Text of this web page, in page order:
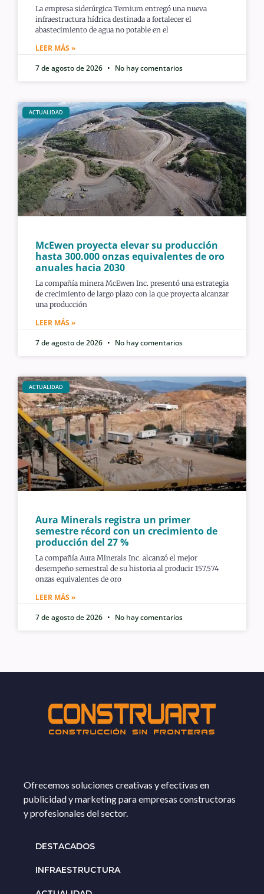
La empresa siderúrgica Ternium entregó una nueva
infraestructura hídrica destinada a fortalecer el
abastecimiento de agua no potable en el
LEER MÁS »
7 de agosto de 2026
No hay comentarios
ACTUALIDAD
McEwen proyecta elevar su producción
hasta 300.000 onzas equivalentes de oro
anuales hacia 2030
La compañía minera McEwen Inc. presentó una estrategia
de crecimiento de largo plazo con la que proyecta alcanzar
una producción
LEER MÁS »
7 de agosto de 2026
No hay comentarios
ACTUALIDAD
Aura Minerals registra un primer
semestre récord con un crecimiento de
producción del 27 %
La compañía Aura Minerals Inc. alcanzó el mejor
desempeño semestral de su historia al producir 157.574
onzas equivalentes de oro
LEER MÁS »
7 de agosto de 2026
No hay comentarios
Ofrecemos soluciones creativas y efectivas en
publicidad y marketing para empresas constructoras
y profesionales del sector.
DESTACADOS
INFRAESTRUCTURA